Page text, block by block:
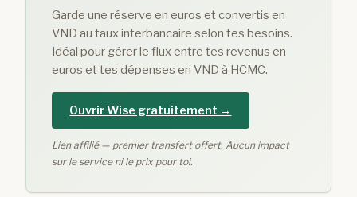
Garde une réserve en euros et convertis en
VND au taux interbancaire selon tes besoins.
Idéal pour gérer le flux entre tes revenus en
euros et tes dépenses en VND à HCMC.
Ouvrir Wise gratuitement →
Lien affilié — premier transfert offert. Aucun impact
sur le service ni le prix pour toi.